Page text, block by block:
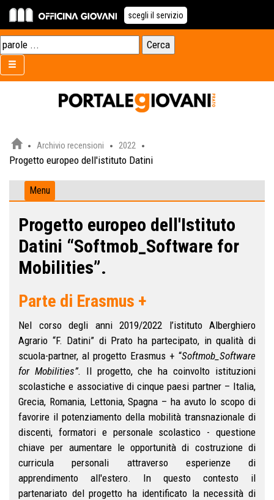
scegli il servizio
Archivio recensioni 2022
Progetto europeo dell'istituto Datini
Menu
Progetto europeo dell'Istituto
Datini “Softmob_Software for
Mobilities”.
Parte di Erasmus +
Nel corso degli anni 2019/2022 l’istituto Alberghiero
Agrario “F. Datini” di Prato ha partecipato, in qualità di
scuola-partner, al progetto Erasmus + “Softmob_Software
for Mobilities”. Il progetto, che ha coinvolto istituzioni
scolastiche e associative di cinque paesi partner – Italia,
Grecia, Romania, Lettonia, Spagna – ha avuto lo scopo di
favorire il potenziamento della mobilità transnazionale di
discenti, formatori e personale scolastico - questione
chiave per aumentare le opportunità di costruzione di
curricula personali attraverso esperienze di
apprendimento all'estero. In questo contesto il
partenariato del progetto ha identificato la necessità di